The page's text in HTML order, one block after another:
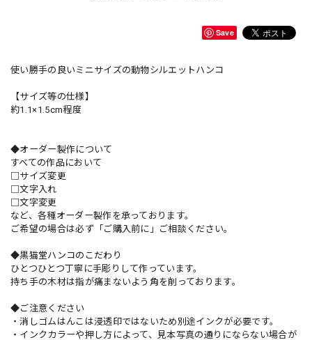
Save
使い勝手の良いミニサイズの動物シルエットハンコ
【サイズ等の仕様】
約1.1×1.5cm程度
◆オーダー製作について
すべての作品において
□サイズ変更
□文字入れ
□文字変更
など、各種オーダー製作を承っております。
ご希望の場合は必ず「ご購入前に」ご相談ください。
◆黒猫堂ハンコのこだわり
ひとつひとつ丁寧に手彫りして作っています。
持ち手の木材は指が痛まないよう角を削っております。
◆ご注意ください
・消しゴムはんこは浸透印ではないため別途インクが必要です。
・インクカラーや押し方によって、見本写真の通りにならない場合が